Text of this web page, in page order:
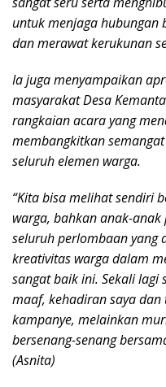
untuk menjaga
dan merawat kerukunan
Ia juga menyampaikan
masyarakat Desa
rangkaian acara yang
membangkitkan
seluruh elemen warga.
“Kita bisa melihat sendiri
warga, bahkan anak-
seluruh perlombaan yang
kreativitas warga dalam
sangat baik ini. Sekali
maaf, kehadiran saya
kampanye, melainkan
bersenang-senang
(Asnita)